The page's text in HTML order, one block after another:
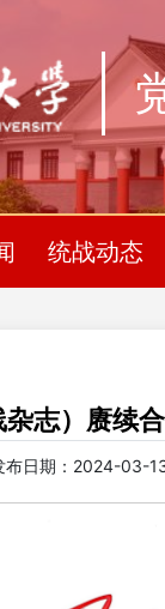
统战动态
杂志）赓续
布日期：2024-03-